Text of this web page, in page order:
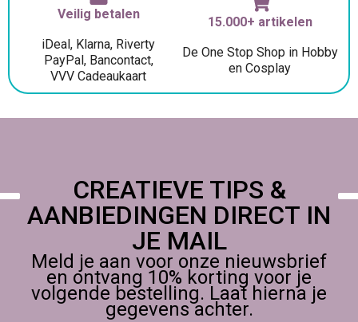
Veilig betalen
iDeal, Klarna, Riverty
PayPal, Bancontact,
VVV Cadeaukaart
15.000+ artikelen
De One Stop Shop in Hobby
en Cosplay
CREATIEVE TIPS &
AANBIEDINGEN DIRECT IN
JE MAIL
Meld je aan voor onze nieuwsbrief
en ontvang 10% korting voor je
volgende bestelling. Laat hierna je
gegevens achter.